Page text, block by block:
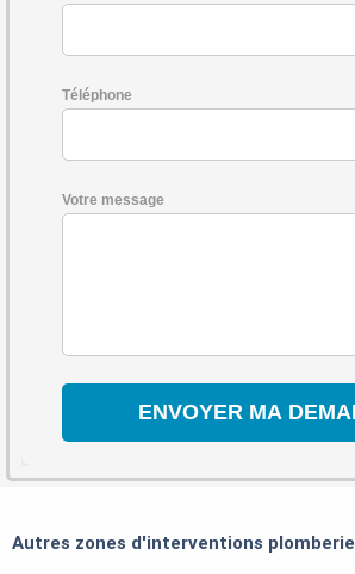
Téléphone
Votre message
Autres zones d'interventions plomberie